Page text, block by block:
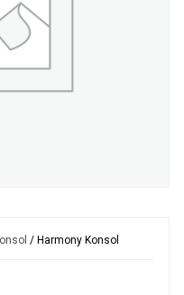
/ Harmony Konsol